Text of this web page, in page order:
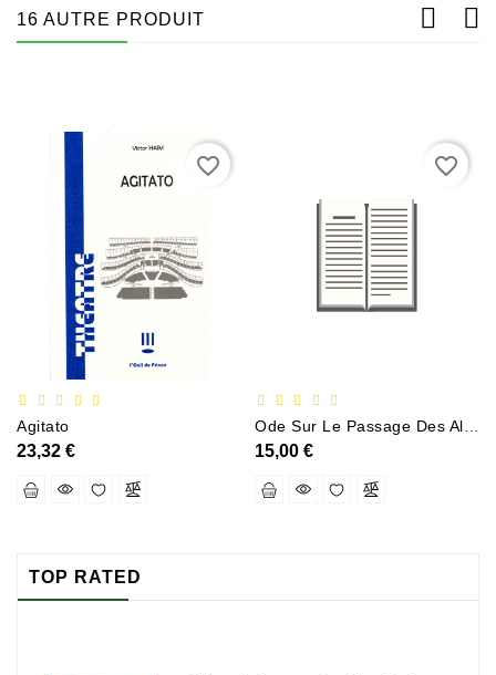
16 AUTRE PRODUIT
Agitato
23,32 €
favorite_border
15,00 €
favorite_border
TOP RATED